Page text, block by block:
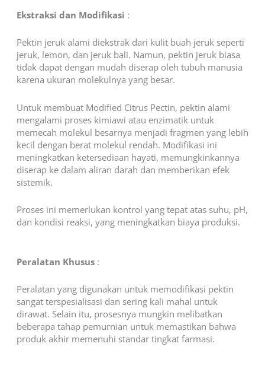
Ekstraksi dan Modifikasi :
Pektin jeruk alami diekstrak dari kulit buah jeruk seperti
jeruk, lemon, dan jeruk bali. Namun, pektin jeruk biasa
tidak dapat dengan mudah diserap oleh tubuh manusia
karena ukuran molekulnya yang besar.
Untuk membuat Modified Citrus Pectin, pektin alami
mengalami proses kimiawi atau enzimatik untuk
memecah molekul besarnya menjadi fragmen yang lebih
kecil dengan berat molekul rendah. Modifikasi ini
meningkatkan ketersediaan hayati, memungkinkannya
diserap ke dalam aliran darah dan memberikan efek
sistemik.
Proses ini memerlukan kontrol yang tepat atas suhu, pH,
dan kondisi reaksi, yang meningkatkan biaya produksi.
Peralatan Khusus :
Peralatan yang digunakan untuk memodifikasi pektin
sangat terspesialisasi dan sering kali mahal untuk
dirawat. Selain itu, prosesnya mungkin melibatkan
beberapa tahap pemurnian untuk memastikan bahwa
produk akhir memenuhi standar tingkat farmasi.